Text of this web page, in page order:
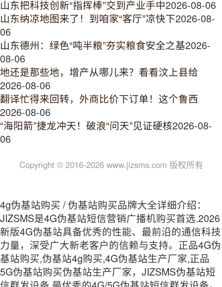
山东把科技创新“指挥棒”交到产业手中2026-08-06
山东纳凉地图来了！到咱家“客厅”凉快下2026-08-
06
山东德州：绿色“吨半粮”夯实粮食安全之基2026-
08-06
地还是那些地，增产从哪儿来？看看汶上县给
2026-08-06
翻译忙得来回转，外商比价下订单！这个鲁西
2026-08-06
“海阳箭”捷龙冲天！破浪“问天”见证硬核2026-08-
06
Copyright © 2016-2026 www.jizsms.com 版权所有
4g伪基站购买 / 伪基站购买品牌大全详细介绍：
JIZSMS是4G伪基站短信营销广播机购买首选.2026
新版4G伪基站具备优秀的性能、最前沿的通信科技
力量，深受广大新老客户的信赖与支持。正品4G伪
基站购买,伪基站4g购买,4G伪基站生产厂家,正品
5G伪基站购买伪基站生产厂家，JIZSMS伪基站短